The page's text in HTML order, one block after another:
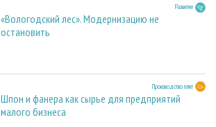
Развитие
«Вологодский лес». Модернизацию не
остановить
Производство плит
Шпон и фанера как сырье для предприятий
малого бизнеса